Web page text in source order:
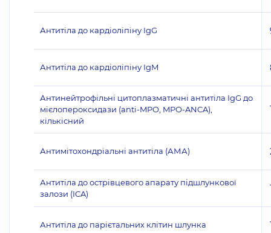
Антитіла до кардіоліпіну IgG
Антитіла до кардіоліпіну IgM
Антинейтрофільні цитоплазматичні антитіла IgG до
мієлопероксидази (anti-MPO, MPO-ANCA),
кількісний
Антимітохондріальні антитіла (АМА)
Антитіла до острівцевого апарату підшлункової
залози (ICA)
Антитіла до парієтальних клітин шлунка